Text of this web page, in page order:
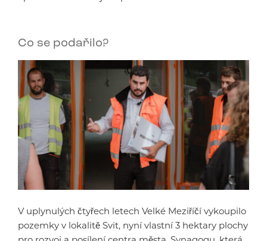
Co se podařilo?
V uplynulých čtyřech letech Velké Meziříčí vykoupilo
pozemky v lokalitě Svit, nyní vlastní 3 hektary plochy